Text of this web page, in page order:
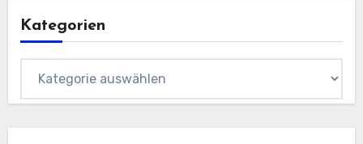
Kategorien